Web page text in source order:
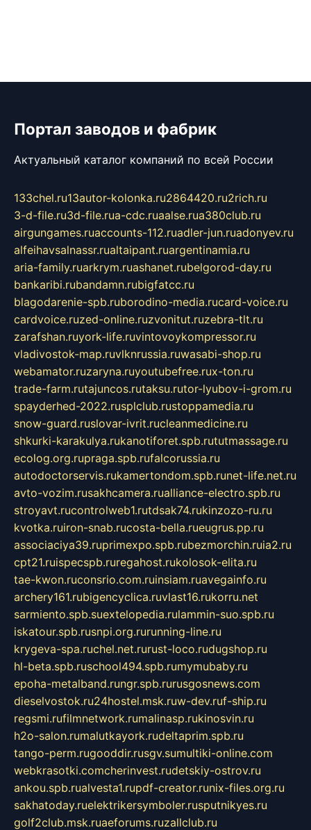
Портал заводов и фабрик
Актуальный каталог компаний по всей России
133chel.ru13autor-kolonka.ru2864420.ru2rich.ru
3-d-file.ru3d-file.rua-cdc.ruaalse.rua380club.ru
airgungames.ruaccounts-112.ruadler-jun.ruadonyev.ru
alfeihavsalnassr.rualtaipant.ruargentinamia.ru
aria-family.ruarkrym.ruashanet.rubelgorod-day.ru
bankaribi.rubandamn.rubigfatcc.ru
blagodarenie-spb.ruborodino-media.rucard-voice.ru
cardvoice.ruzed-online.ruzvonitut.ruzebra-tlt.ru
zarafshan.ruyork-life.ruvintovoykompressor.ru
vladivostok-map.ruvlknrussia.ruwasabi-shop.ru
webamator.ruzaryna.ruyoutubefree.rux-ton.ru
trade-farm.rutajuncos.rutaksu.rutor-lyubov-i-grom.ru
spayderhed-2022.rusplclub.rustoppamedia.ru
snow-guard.ruslovar-ivrit.rucleanmedicine.ru
shkurki-karakulya.rukanotiforet.spb.rututmassage.ru
ecolog.org.rupraga.spb.rufalcorussia.ru
autodoctorservis.rukamertondom.spb.runet-life.net.ru
avto-vozim.rusakhcamera.rualliance-electro.spb.ru
stroyavt.rucontrolweb1.rutdsak74.rukinzozo-ru.ru
kvotka.ruiron-snab.rucosta-bella.rueugrus.pp.ru
associaciya39.ruprimexpo.spb.rubezmorchin.ruia2.ru
cpt21.ruispecspb.ruregahost.rukolosok-elita.ru
tae-kwon.ruconsrio.com.ruinsiam.ruavegainfo.ru
archery161.rubigencyclica.ruvlast16.rukorru.net
sarmiento.spb.suextelopedia.rulammin-suo.spb.ru
iskatour.spb.rusnpi.org.rurunning-line.ru
krygeva-spa.ruchel.net.rurust-loco.rudugshop.ru
hl-beta.spb.ruschool494.spb.rumymubaby.ru
epoha-metalband.rungr.spb.rurusgosnews.com
dieselvostok.ru24hostel.msk.ruw-dev.ruf-ship.ru
regsmi.rufilmnetwork.rumalinasp.rukinosvin.ru
h2o-salon.rumalutkayork.rudeltaprim.spb.ru
tango-perm.rugooddir.rusgv.sumultiki-online.com
webkrasotki.comcherinvest.rudetskiy-ostrov.ru
ankou.spb.rualvesta1.rupdf-creator.runix-files.org.ru
sakhatoday.ruelektrikersymboler.rusputnikyes.ru
golf2club.msk.ruaeforums.ruzallclub.ru